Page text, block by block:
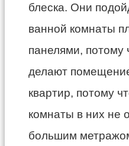
блеска. Они
ванной комнаты
панелями, потому
делают
квартир, потому
комнаты в них не
большим